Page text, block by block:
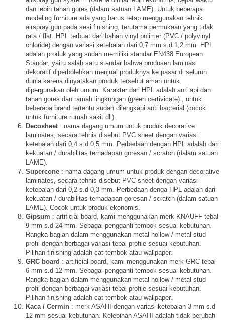
dan lebih tahan gores (dalam satuan LAME). Untuk beberapa
modeling furniture ada yang harus tetap menggunakan tehnik
airspray gun pada sesi finishing, terutama permukaan yang tidak
rata / flat. HPL terbuat dari bahan vinyl polimer (PVC / polyvinyl
chloride) dengan variasi ketebalan dari 0,7 mm s.d 1,2 mm. HPL
adalah produk yang sudah memiliki standar EN438 European
Standar, yaitu salah satu standar bahwa produsen laminasi
dekoratif diperbolehkan menjual produknya ke pasar di seluruh
dunia karena dinyatakan produk tersebut aman untuk
dipergunakan oleh umum. Karakter dari HPL adalah anti api dan
tahan gores dan ramah lingkungan (green certivicate) , untuk
beberapa brand tertentu sudah dilengkapi anti bacterial (cocok
untuk furniture rumah sakit dll).
Decosheet : nama dagang umum untuk produk decorative
laminates, secara tehnis disebut PVC sheet dengan variasi
ketebalan dari 0,4 s.d 0,5 mm. Perbedaan dengan HPL adalah dari
kekuatan / durabilitas terhadapan goresan / scratch (dalam satuan
LAME).
Supercone : nama dagang umum untuk produk dengan decorative
laminates, secara tehnis disebut PVC sheet dengan variasi
ketebalan dari 0,2 s.d 0,3 mm. Perbedaan denga HPL adalah dari
kekuatan / durabilitas terhadapan goresan / scratch (dalam satuan
LAME). Cocok untuk produk ekonomis.
Gipsum : artificial board, kami menggunakan merk KNAUFF tebal
9 mm s.d 24 mm. Sebagai pengganti tembok sesuai kebutuhan.
Rangka bagian dalam menggunakan metal hollow / metal stud
profil dengan berbagai variasi tebal profile sesuai kebutuhan.
Pilihan finishing adalah cat tembok atau wallpaper.
GRC board : artificial board, kami menggunakan merk GRC tebal
6 mm s.d 12 mm. Sebagai pengganti tembok sesuai kebutuhan.
Rangka bagian dalam menggunakan metal hollow / metal stud
profil dengan berbagai variasi tebal profile sesuai kebutuhan.
Pilihan finishing adalah cat tembok atau wallpaper.
Kaca / Cermin : merk ASAHI dengan variasi ketebalan 3 mm s.d
12 mm sesuai kebutuhan. Kelebihan ASAHI adalah tidak berubah